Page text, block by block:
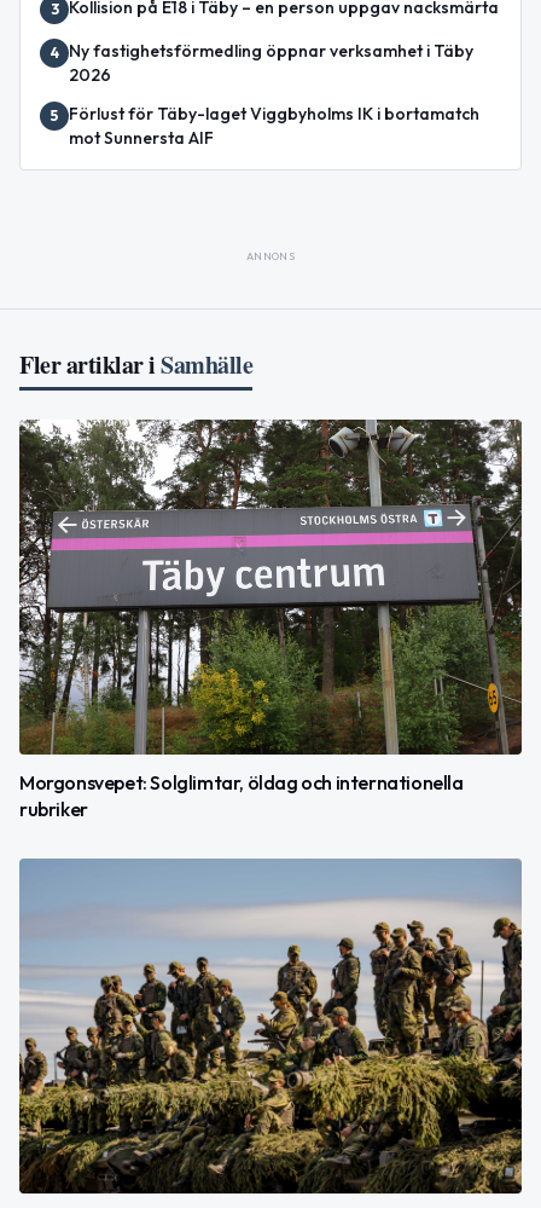
3 Kollision på E18 i Täby – en person uppgav nacksmärta
4
Ny fastighetsförmedling öppnar verksamhet i Täby
2026
5
Förlust för Täby-laget Viggbyholms IK i bortamatch
mot Sunnersta AIF
ANNONS
Fler artiklar iSamhälle
Morgonsvepet: Solglimtar, öldag och internationella
rubriker